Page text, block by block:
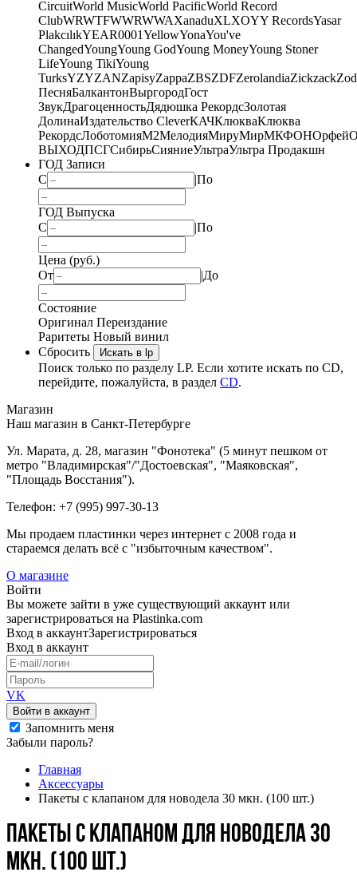
CircuitWorld MusicWorld PacificWorld Record
ClubWRWTFWWRWWAXanaduXLXOYY RecordsYasar
PlakcılıkYEAR0001YellowYonaYou've
ChangedYoungYoung GodYoung MoneyYoung Stoner
LifeYoung TikiYoung
TurksYZYZANZapisyZappaZBSZDFZerolandiaZickzack
ПесняБалкантонВыргородГост
ЗвукДрагоценностьДядюшка РекордсЗолотая
ДолинаИздательство CleverКАЧКлюкваКлюква
РекордсЛоботомияМ2МелодияМируМирМКФОНОрфей
ВЫХОДПСГСибирьСияниеУльтраУльтра Продакшн
ГОД Записи
С
|По
ГОД Выпуска
С
|По
Цена (руб.)
От
|До
Состояние
Оригинал Переиздание
Раритеты Новый винил
Сбросить
Искать в lp
Поиск только по разделу LP. Если хотите искать по CD,
перейдите, пожалуйста, в раздел CD.
Магазин
Наш магазин в Санкт-Петербурге
Ул. Марата, д. 28, магазин "Фонотека" (5 минут пешком от
метро "Владимирская"/"Достоевская", "Маяковская",
"Площадь Восстания").
Телефон: +7 (995) 997-30-13
Мы продаем пластинки через интернет c 2008 года и
стараемся делать всё с "избыточным качеством".
О магазине
Войти
Вы можете зайти в уже существующий аккаунт или
зарегистрироваться на Plastinka.com
Вход в аккаунтЗарегистрироваться
Вход в аккаунт
VK
Войти в аккаунт
Запомнить меня
Забыли пароль?
Главная
Аксессуары
Пакеты с клапаном для новодела 30 мкн. (100 шт.)
Пакеты с клапаном для новодела 30
мкн. (100 шт.)